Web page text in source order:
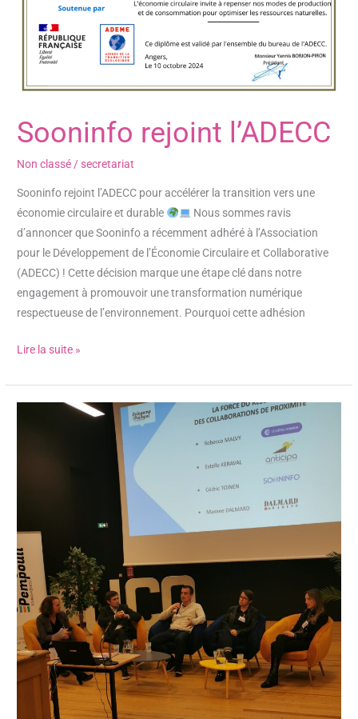
Sooninfo rejoint l’ADECC
Non classé/ secretariat
Sooninfo rejoint l’ADECC pour accélérer la transition vers une
économie circulaire et durable
Nous sommes ravis
d’annoncer que Sooninfo a récemment adhéré à l’Association
pour le Développement de l’Économie Circulaire et Collaborative
(ADECC) ! Cette décision marque une étape clé dans notre
engagement à promouvoir une transformation numérique
respectueuse de l’environnement. Pourquoi cette adhésion
Lire la suite »